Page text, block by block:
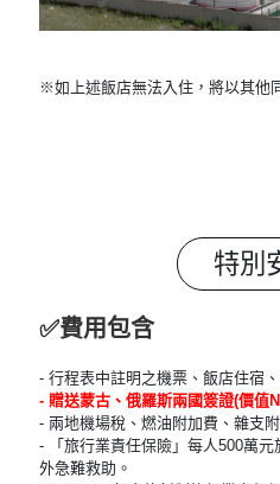
※如上述飯店無法入住，將以其他
特別
✅費用包含
- 行程表中註明之機票、飯店住宿
- 贈送蒙古、俄羅斯兩國簽證(價值
- 兩地機場稅、燃油附加費、雜支附
- 「旅行業責任保險」每人500萬
外急難救助。